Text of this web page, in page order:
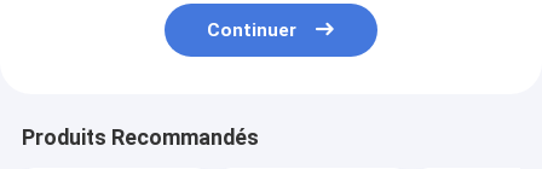
Continuer
Produits Recommandés